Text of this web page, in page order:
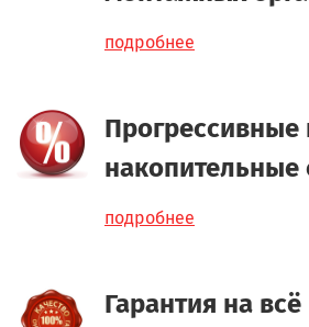
подробнее
Прогрессивные
накопительные
подробнее
Гарантия на всё